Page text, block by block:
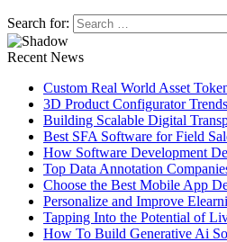
Search for:
Recent News
Custom Real World Asset
3D Product Configurator
Building Scalable Digital
Best SFA Software for Field
How Software Development
Top Data Annotation
Choose the Best Mobile App
Personalize and Improve
Tapping Into the Potential of
How To Build Generative Ai